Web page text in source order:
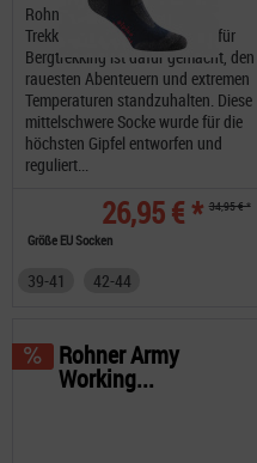
Rohner Alpine Trekking L/R
Trekkingsocken Unsere Socke für
Bergtrekking ist dafür gemacht, den
rauesten Abenteuern und extremen
Temperaturen standzuhalten. Diese
mittelschwere Socke wurde für die
höchsten Gipfel entworfen und
reguliert...
26,95 € * 34,95 € *
Größe EU Socken
39-41 42-44
Rohner Army
Working...